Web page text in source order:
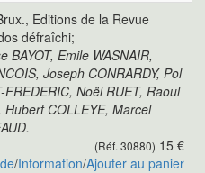
Editions de la Revue
défraîchi;
BAYOT, Emile WASNAIR,
Joseph CONRARDY, Pol
Noël RUET, Raoul
Hubert COLLEYE, Marcel
(Réf. 30880) 15 €
/Information/Ajouter au panier